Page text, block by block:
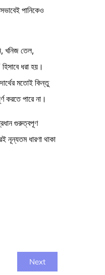
পানিকেও
খনিজ তেল,
ধরা হয়।
মতোই কিন্তু
করতে পারে না।
গুরুত্বপূণ
নূন্যতম ধারণা থাকা
Next